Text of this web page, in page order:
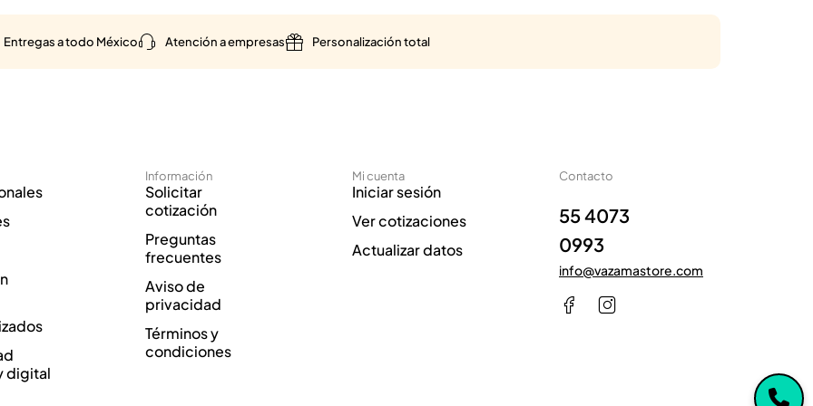
Entregas a todo México Atención a empresas Personalización total
digital
Información
Solicitar
cotización
Preguntas
frecuentes
Aviso de
privacidad
Términos y
condiciones
Mi cuenta
Iniciar sesión
Ver cotizaciones
Actualizar datos
Contacto
55 4073
0993
info@vazamastore.com